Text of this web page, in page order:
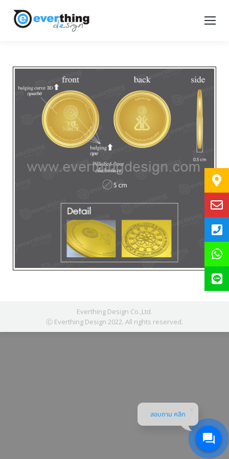
Everthing Design Co.,Ltd.
Ⓒ Everthing Design 2022. All rights reserved.
สอบถาม คลิก